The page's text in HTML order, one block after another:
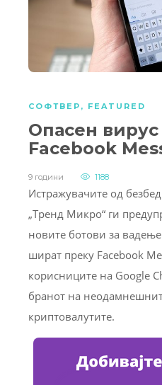
СОФТВЕР , FEATURED
Опасен
Facebook
9 години 1188
Истражувачите од
„Тренд Микро“ ги
новите ботови за
шират преку Facebook
корисниците на Google
бранот на
криптовалутите.